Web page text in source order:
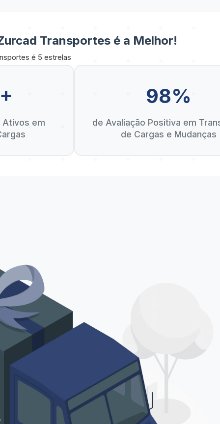
Transportes é a Melhor!
é 5 estrelas
Ativos em
98%
de Avaliação Positiva em
de Cargas e Mudanças